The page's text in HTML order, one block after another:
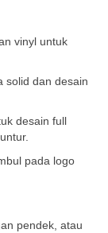
vinyl untuk
solid dan desain
desain full
pada logo
pendek, atau